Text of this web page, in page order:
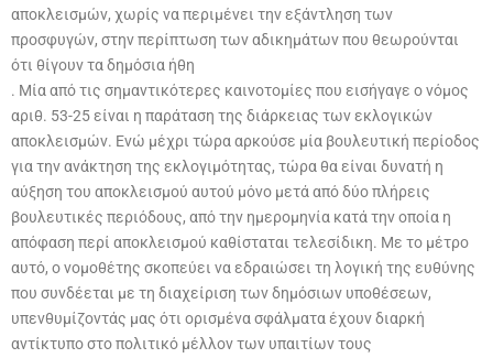
αποκλεισμών, χωρίς να περιμένει την εξάντληση των
προσφυγών, στην περίπτωση των αδικημάτων που θεωρούνται
ότι θίγουν τα δημόσια ήθη
. Μία από τις σημαντικότερες καινοτομίες που εισήγαγε ο νόμος
αριθ. 53-25 είναι η παράταση της διάρκειας των εκλογικών
αποκλεισμών. Ενώ μέχρι τώρα αρκούσε μία βουλευτική περίοδος
για την ανάκτηση της εκλογιμότητας, τώρα θα είναι δυνατή η
αύξηση του αποκλεισμού αυτού μόνο μετά από δύο πλήρεις
βουλευτικές περιόδους, από την ημερομηνία κατά την οποία η
απόφαση περί αποκλεισμού καθίσταται τελεσίδικη. Με το μέτρο
αυτό, ο νομοθέτης σκοπεύει να εδραιώσει τη λογική της ευθύνης
που συνδέεται με τη διαχείριση των δημόσιων υποθέσεων,
υπενθυμίζοντάς μας ότι ορισμένα σφάλματα έχουν διαρκή
αντίκτυπο στο πολιτικό μέλλον των υπαιτίων τους